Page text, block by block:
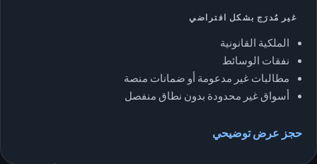
غير مُدرَج بشكل افتراضي
الملكية القانونية
نفقات الوسائط
مطالبات غير مدعومة أو ضمانات منصة
أسواق غير محدودة بدون نطاق منفصل
حجز عرض توضيحي